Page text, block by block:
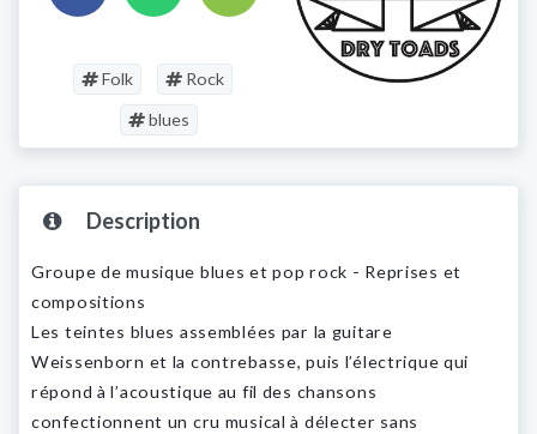
Folk
Rock
blues
Description
Groupe de musique blues et pop rock - Reprises et
compositions
Les teintes blues assemblées par la guitare
Weissenborn et la contrebasse, puis l’électrique qui
répond à l’acoustique au fil des chansons
confectionnent un cru musical à délecter sans